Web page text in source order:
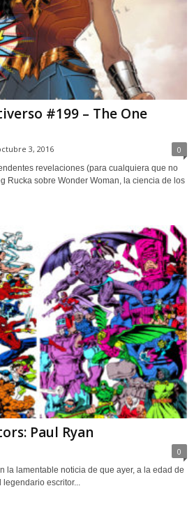
#199 – The One
3, 2016 0
revelaciones (para cualquiera que no
Rucka sobre Wonder Woman, la ciencia de los
Paul Ryan
0
la lamentable noticia de que ayer, a la edad de
escritor...